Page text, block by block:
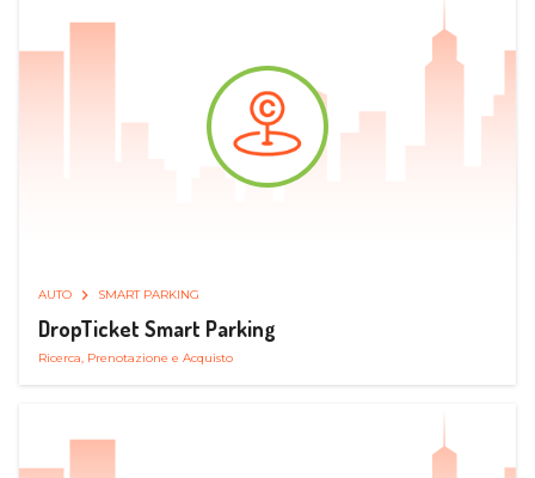
AUTO SMART PARKING
DropTicket Smart Parking
Ricerca, Prenotazione e Acquisto